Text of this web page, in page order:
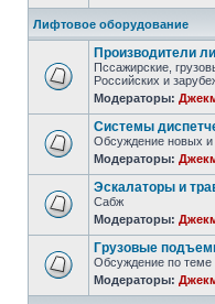
Лифтовое оборудование
Производители
Пссажирские,
Российских и
Модераторы:
Системы
Обсуждение новых и
Модераторы:
Эскалаторы и
Сабж
Модераторы:
Грузовые
Обсуждение по теме
Модераторы: